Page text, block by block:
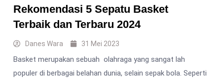
Rekomendasi 5 Sepatu Basket
Terbaik dan Terbaru 2024
Danes Wara 31 Mei 2023
Basket merupakan sebuah olahraga yang sangat lah
populer di berbagai belahan dunia, selain sepak bola. Seperti